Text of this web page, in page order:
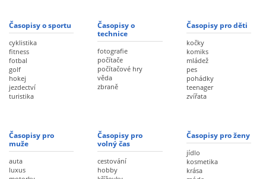
Časopisy o sportu
cyklistika
fitness
fotbal
golf
hokej
jezdectví
turistika
Časopisy o
technice
fotografie
počítače
počítačové hry
věda
zbraně
Časopisy pro děti
kočky
komiks
mládež
pes
pohádky
teenager
zvířata
Časopisy pro
muže
auta
luxus
Časopisy pro
volný čas
cestování
hobby
Časopisy pro ženy
jídlo
kosmetika
krása